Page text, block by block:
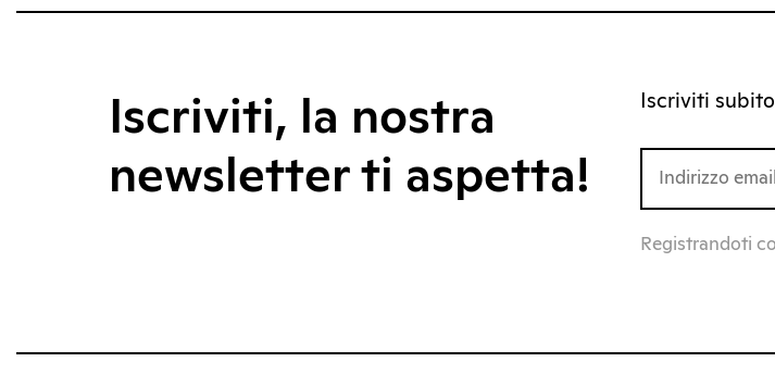
Iscriviti, la nostra
newsletter ti aspetta!
Iscriviti
Registrandoti